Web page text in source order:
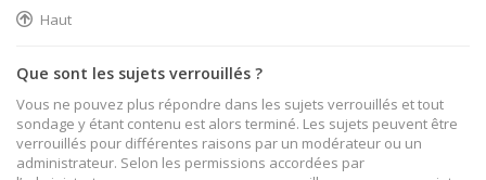
Haut
Que sont les sujets verrouillés ?
Vous ne pouvez plus répondre dans les sujets verrouillés et tout
sondage y étant contenu est alors terminé. Les sujets peuvent être
verrouillés pour différentes raisons par un modérateur ou un
administrateur. Selon les permissions accordées par